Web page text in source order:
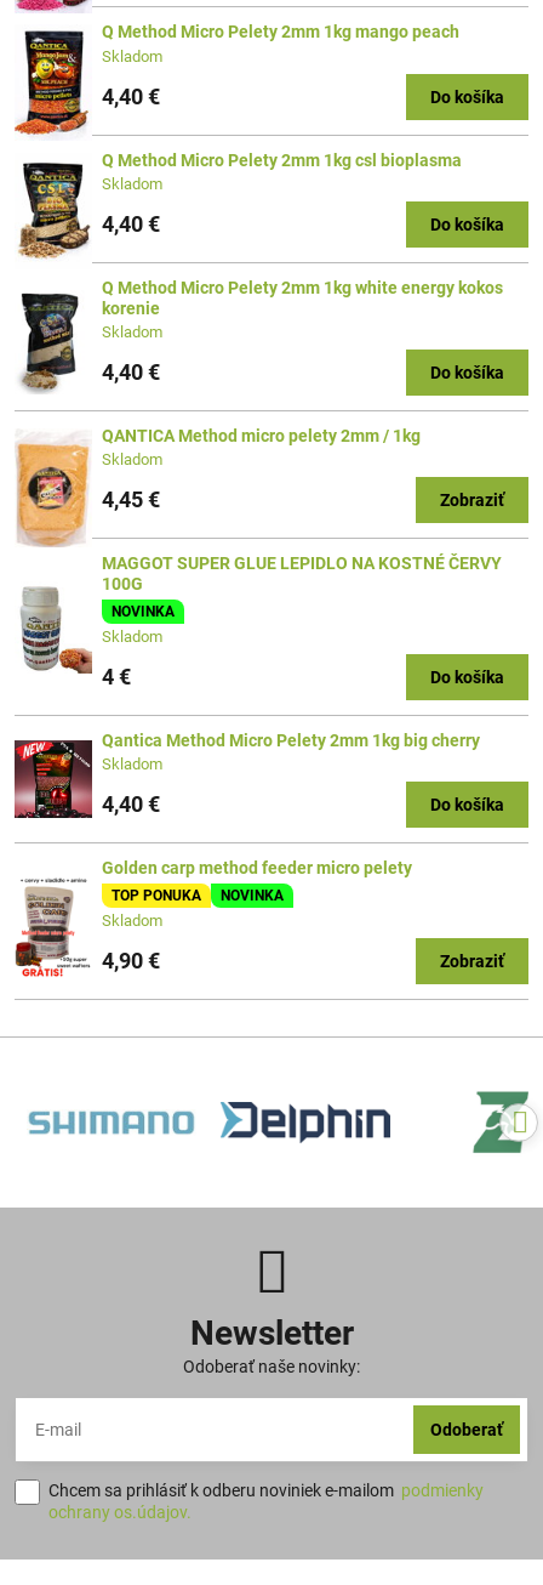
Q Method Micro Pelety 2mm 1kg mango peach
Skladom
4,40 € Do košíka
Q Method Micro Pelety 2mm 1kg csl bioplasma
Skladom
4,40 € Do košíka
Q Method Micro Pelety 2mm 1kg white energy kokos
korenie
Skladom
4,40 € Do košíka
QANTICA Method micro pelety 2mm / 1kg
Skladom
4,45 € Zobraziť
MAGGOT SUPER GLUE LEPIDLO NA KOSTNÉ ČERVY
100G
NOVINKA
Skladom
4 € Do košíka
Qantica Method Micro Pelety 2mm 1kg big cherry
Skladom
4,40 € Do košíka
Golden carp method feeder micro pelety
TOP PONUKA NOVINKA
Skladom
4,90 € Zobraziť
Newsletter
Odoberať naše novinky:
Odoberať
Chcem sa prihlásiť k odberu noviniek e-mailom podmienky
ochrany os.údajov.